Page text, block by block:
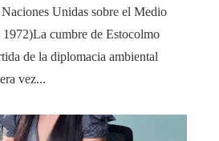
Unidas sobre el Medio
cumbre de Estocolmo
de la diplomacia ambiental
vez...